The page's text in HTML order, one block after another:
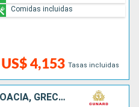
US$ 4,153 Tasas incluidas
Comidas incluidas
MALTA, MONTENEGRO, CROACIA, GRECIA, ESPAÑA, FRANCIA, ITALIA